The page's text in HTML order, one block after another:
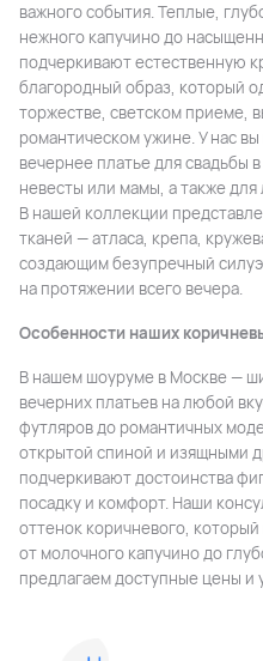
важного события. Теплые,
нежного капучино до
подчеркивают естественную
благородный образ, который
торжестве, светском приеме,
романтическом ужине. У нас
вечернее платье для свадьбы
невесты или мамы, а также для
В нашей коллекции
тканей — атласа, крепа,
создающим безупречный
на протяжении всего вечера.
Особенности наших
В нашем шоуруме в Москве —
вечерних платьев на любой
футляров до романтичных
открытой спиной и изящными
подчеркивают достоинства
посадку и комфорт. Наши
оттенок коричневого,
от молочного капучино до
предлагаем доступные цены и